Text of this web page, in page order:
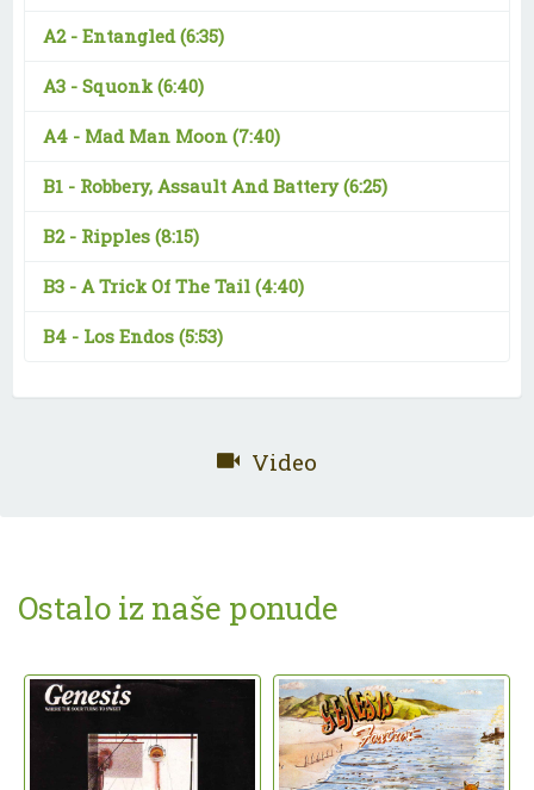
A2 - Entangled(6:35)
A3 - Squonk(6:40)
A4 - Mad Man Moon (7:40)
B1 - Robbery, Assault And Battery(6:25)
B2 - Ripples (8:15)
B3 - A Trick Of The Tail (4:40)
B4 - Los Endos (5:53)
Video
Ostalo iz naše ponude